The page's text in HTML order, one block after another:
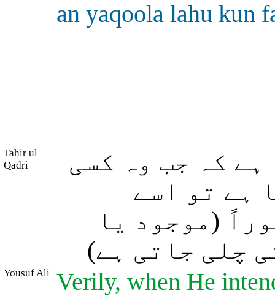
an yaqoola lahu kun
Tahir ul
Qadri
کہ جب وہ کسی
ہے تو اسے
(موجود یا
چلی جاتی ہے)
Yousuf Ali Verily, when He